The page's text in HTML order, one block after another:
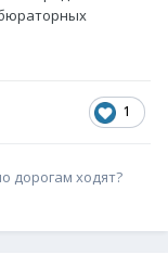
1
дорогам ходят?